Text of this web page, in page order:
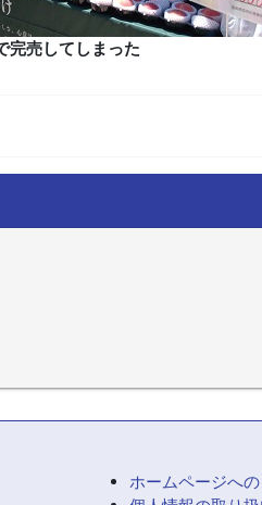
完売してしまった
ホームページへ